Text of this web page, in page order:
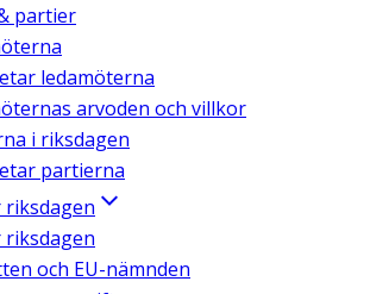
partier
ledamöterna
arvoden och villkor
i riksdagen
partierna
och EU-nämnden